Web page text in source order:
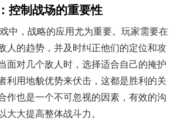
控制战场的重要性
中，战略的应用尤为重要。玩家需要在
人的趋势，并及时纠正他们的定位和攻
面对几个敌人时，选择适合自己的掩护
利用地貌优势来伏击，这都是胜利的关
作也是一个不可忽视的因素，有效的沟
大大提高整体战斗力。